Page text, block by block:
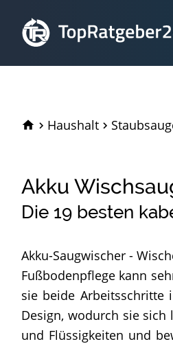
TopRatgeber24.de
Haushalt
Akku
Die 19 besten
Akku-Saugwischer -
Fußbodenpflege kann
sie beide Arbeitsschritte
Design, wodurch sie
und Flüssigkeiten und